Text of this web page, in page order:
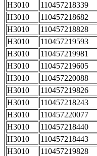
H3010
110457218339
H3010
110457218682
H3010
110457218828
H3010
110457219593
H3010
110457219981
H3010
110457219605
H3010
110457220088
H3010
110457219826
H3010
110457218243
H3010
110457220077
H3010
110457218440
H3010
110457218443
H3010
110457219828